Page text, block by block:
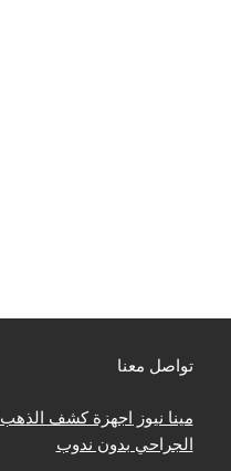
تواصل معنا
مينا نيوز اجهزة كشف الذهب
الجراحي بدون ندوب